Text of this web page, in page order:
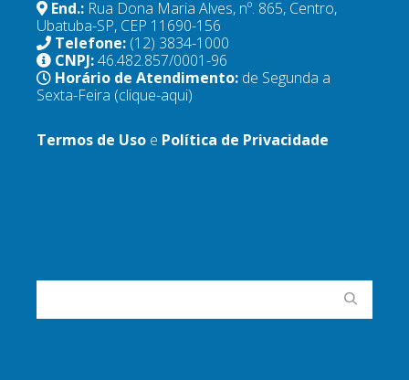
End.: Rua Dona Maria Alves, nº. 865, Centro,
Ubatuba-SP, CEP 11690-156
Telefone: (12) 3834-1000
CNPJ:46.482.857/0001-96
Horário de Atendimento: de Segunda a
Sexta-Feira (clique-aqui)
Termos de Uso e Política de Privacidade